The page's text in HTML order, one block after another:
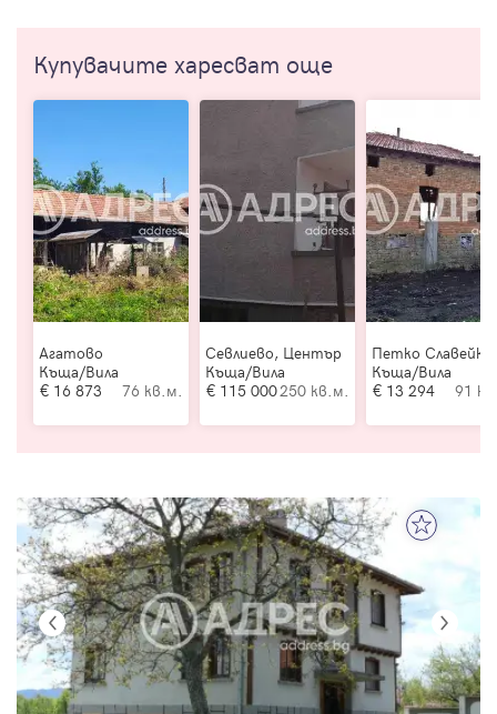
Купувачите харесват още
Агатово
Къща/Вила
16 873
76 кв.м.
Севлиево, Център
Къща/Вила
115 000250 кв.м.
Петко
Къща/Вила
13 294
91